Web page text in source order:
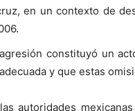
en un contexto de
constituyó un
y que estas
autoridades